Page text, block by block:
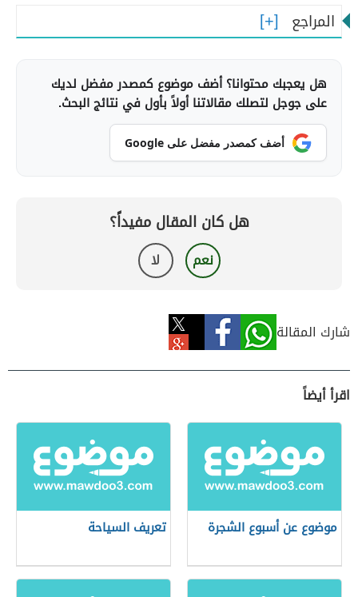
المراجع
هل يعجبك محتوانا؟ أضف موضوع كمصدر مفضل لديك
على جوجل لتصلك مقالاتنا أولاً بأول في نتائج البحث.
أضف كمصدر مفضل على Google
هل كان المقال مفيداً؟
نعم لا
شارك المقالة
اقرأ أيضاً
موضوع عن أسبوع الشجرة تعريف السياحة